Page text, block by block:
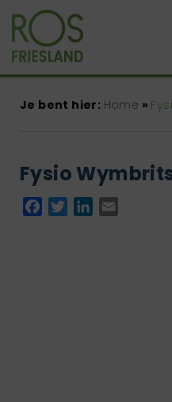
Je bent hier: Home »
Fysio
Facebook
TwitterLinkedIn